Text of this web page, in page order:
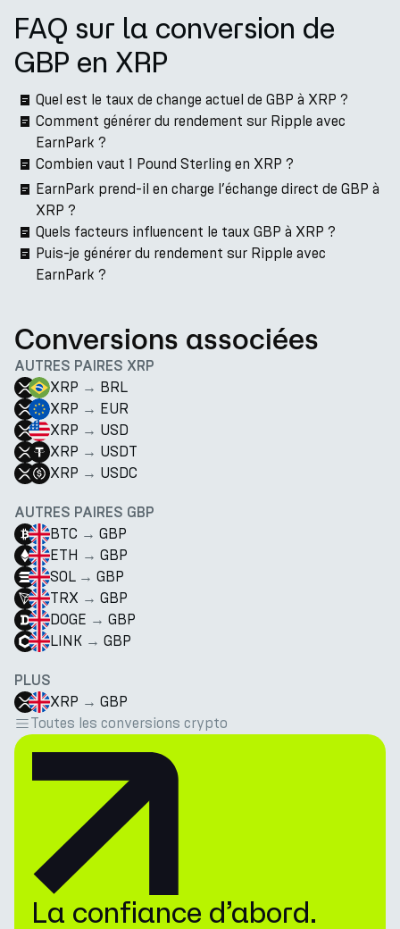
FAQ sur la conversion de
GBP en XRP
Quel est le taux de change actuel de GBP à XRP ?
Comment générer du rendement sur Ripple avec
EarnPark ?
Combien vaut 1 Pound Sterling en XRP ?
EarnPark prend-il en charge l’échange direct de GBP à
XRP ?
Quels facteurs influencent le taux GBP à XRP ?
Puis-je générer du rendement sur Ripple avec
EarnPark ?
Conversions associées
AUTRES PAIRES XRP
XRP → BRL
XRP → EUR
XRP → USD
XRP → USDT
XRP → USDC
AUTRES PAIRES GBP
BTC → GBP
ETH → GBP
SOL → GBP
TRX → GBP
DOGE → GBP
LINK → GBP
PLUS
XRP → GBP
Toutes les conversions crypto
La confiance d’abord.